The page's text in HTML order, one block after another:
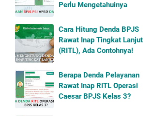
Perlu Mengetahuinya
Cara Hitung Denda BPJS
Rawat Inap Tingkat Lanjut
(RITL), Ada Contohnya!
Berapa Denda Pelayanan
Rawat Inap RITL Operasi
Caesar BPJS Kelas 3?